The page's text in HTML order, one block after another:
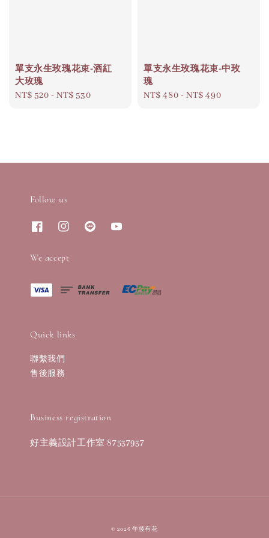
單支永生玫瑰花束-酒紅
大玫瑰
Regular
NT$ 520 -NT$ 530
單支永生玫瑰花束-中玫
瑰
Regular
NT$ 480 -NT$ 490
Follow us
We accept
Quick links
聯繫我們
售後服務
Business registration
好主義設計工作室 87537937
© 2026 午後有花